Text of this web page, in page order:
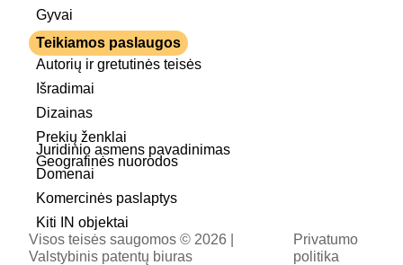
Gyvai
Teikiamos paslaugos
Autorių ir gretutinės teisės
Išradimai
Dizainas
Prekių ženklai
Geografinės nuorodos
Juridinio asmens pavadinimas
Domenai
Komercinės paslaptys
Kiti IN objektai
Visos teisės saugomos © 2026 |
Valstybinis patentų biuras
Privatumo
politika